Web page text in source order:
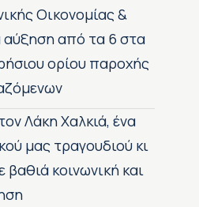
Οικονομίας &
αύξηση από τα 6 στα
ορίου παροχής
Λάκη Χαλκιά, ένα
μας τραγουδιού κι
κοινωνική και